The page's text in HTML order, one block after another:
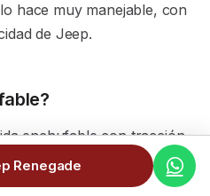
hace muy manejable, con
de Jeep.
enchufable con tracción
Renegade